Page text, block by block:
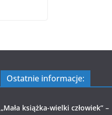
Ostatnie informacje:
„Mała książka-wielki człowiek” –